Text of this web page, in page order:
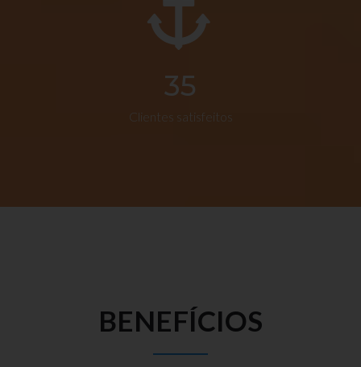
35
Clientes satisfeitos
BENEFÍCIOS